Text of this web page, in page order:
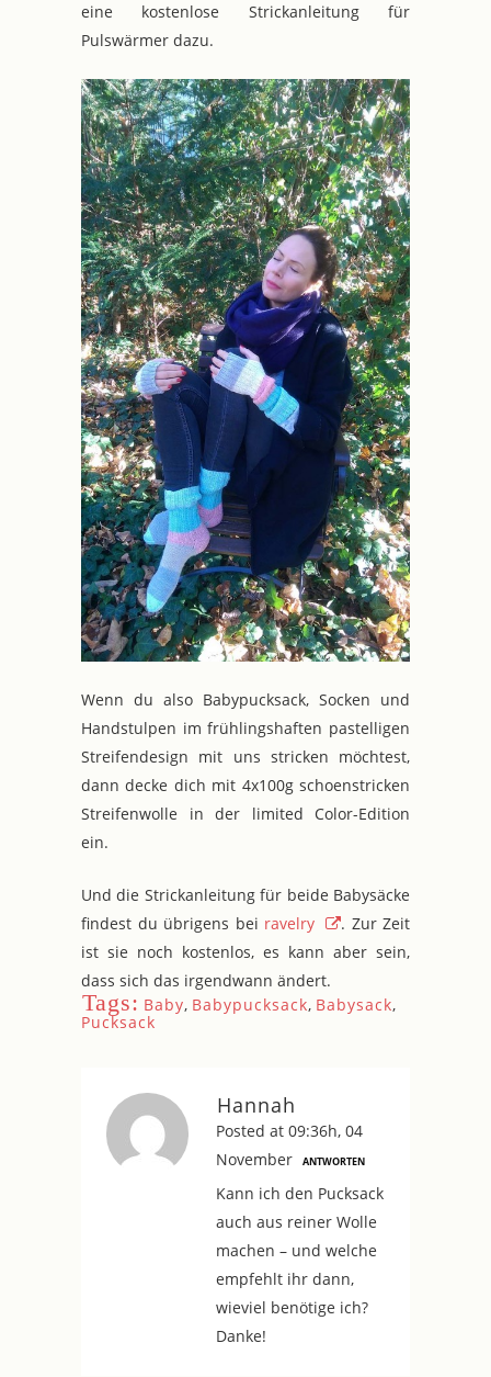
eine kostenlose Strickanleitung für
Pulswärmer dazu.
Wenn du also Babypucksack, Socken und
Handstulpen im frühlingshaften pastelligen
Streifendesign mit uns stricken möchtest,
dann decke dich mit 4x100g schoenstricken
Streifenwolle in der limited Color-Edition
ein.
Und die Strickanleitung für beide Babysäcke
findest du übrigens bei ravelry
. Zur Zeit
ist sie noch kostenlos, es kann aber sein,
dass sich das irgendwann ändert.
Tags: Baby, Babypucksack, Babysack,
Pucksack
Hannah
Posted at 09:36h, 04
November
ANTWORTEN
Kann ich den Pucksack
auch aus reiner Wolle
machen – und welche
empfehlt ihr dann,
wieviel benötige ich?
Danke!